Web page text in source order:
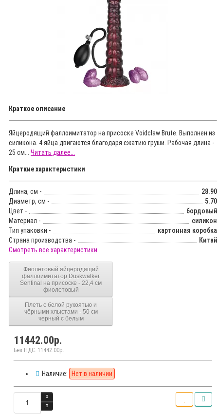
Краткое описание
Яйцеродящий фаллоимитатор на присоске Voidclaw Brute. Выполнен из
силикона. 4 яйца двигаются благодаря сжатию груши. Рабочая длина -
25 см... Читать далее...
Краткие характеристики
Длина, см -
28.90
Диаметр, см -
5.70
Цвет -
бордовый
Материал -
силикон
Тип упаковки -
картонная коробка
Страна производства -
Китай
Смотреть все характеристики
Фиолетовый яйцеродящий
фаллоимитатор Duskwalker
Sentinal на присоске - 22,4 см
фиолетовый
Плеть с белой рукоятью и
чёрными хлыстами - 50 см
черный с белым
11442.00р.
Без НДС: 11442.00р.
Наличие: Нет в наличии